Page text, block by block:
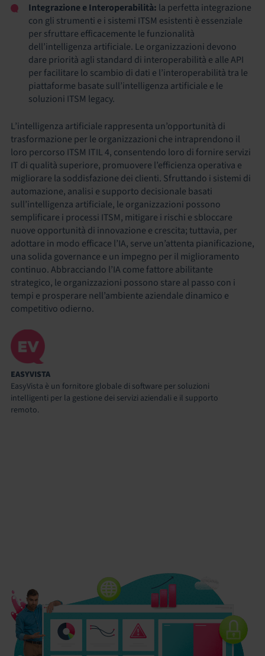
Integrazione e Interoperabilità: la perfetta integrazione
con gli strumenti e i sistemi ITSM esistenti è essenziale
per sfruttare efficacemente le funzionalità
dell’intelligenza artificiale. Le organizzazioni devono
dare priorità agli standard di interoperabilità e alle API
per facilitare lo scambio di dati e l’interoperabilità tra le
piattaforme basate sull’intelligenza artificiale e le
soluzioni ITSM legacy.
L’intelligenza artificiale rappresenta un’opportunità di
trasformazione per le organizzazioni che intraprendono il
loro percorso ITSM ITIL 4, consentendo loro di fornire servizi
IT di qualità superiore, promuovere l’efficienza operativa e
migliorare la soddisfazione dei clienti. Sfruttando i sistemi di
automazione, analisi e supporto decisionale basati
sull’intelligenza artificiale, le organizzazioni possono
semplificare i processi ITSM, mitigare i rischi e sbloccare
nuove opportunità di innovazione e crescita; tuttavia, per
adottare in modo efficace l’IA, serve un’attenta pianificazione,
una solida governance e un impegno per il miglioramento
continuo. Abbracciando l’IA come fattore abilitante
strategico, le organizzazioni possono stare al passo con i
tempi e prosperare nell’ambiente aziendale dinamico e
competitivo odierno.
EASYVISTA
EasyVista è un fornitore globale di software per soluzioni
intelligenti per la gestione dei servizi aziendali e il supporto
remoto.